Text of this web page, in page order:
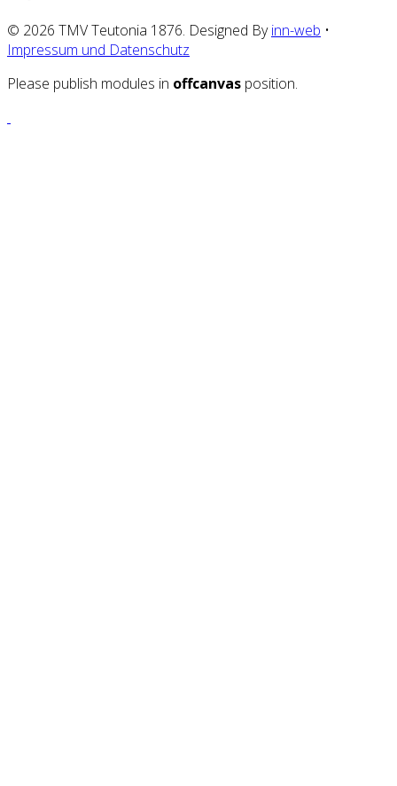
© 2026 TMV Teutonia 1876. Designed Byinn-web •
Impressum und Datenschutz
Please publish modules in offcanvas position.